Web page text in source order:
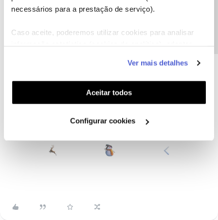
necessários para a prestação de serviço).
Caso aceite, poderemos utilizar cookies para analisar
funcionalidades (cookies de personalização e
funcionalidade) e adaptar anúncios aos seus interesses
(cookies de publicidade personalizada). Pode gerir a
utilização dos cookies clicando em "Configurar
Ver mais detalhes
Aceitar todos
Configurar cookies